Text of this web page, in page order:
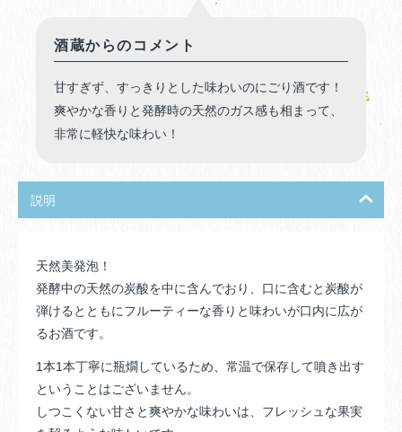
酒蔵からのコメント
甘すぎず、すっきりとした味わいのにごり酒です！
爽やかな香りと発酵時の天然のガス感も相まって、
非常に軽快な味わい！
説明
天然美発泡！
発酵中の天然の炭酸を中に含んでおり、口に含むと炭酸が
弾けるとともにフルーティーな香りと味わいが口内に広が
るお酒です。
1本1本丁寧に瓶燗しているため、常温で保存して噴き出す
ということはございません。
しつこくない甘さと爽やかな味わいは、フレッシュな果実